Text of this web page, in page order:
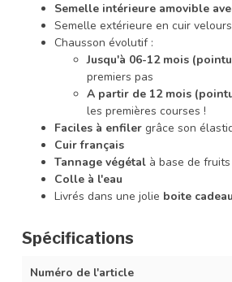
Semelle intérieure amovible
Semelle extérieure en cuir velours
Chausson évolutif :
Jusqu'à 06-12 mois
premiers pas
A partir de 12 mois
les premières courses !
Faciles à enfiler grâce son
Cuir français
Tannage végétal à base de
Colle à l'eau
Livrés dans une jolie boite cadeau
Spécifications
Numéro de l'article